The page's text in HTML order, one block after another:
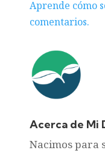
Aprende cómo
comentarios.
Acerca de Mi
Nacimos para